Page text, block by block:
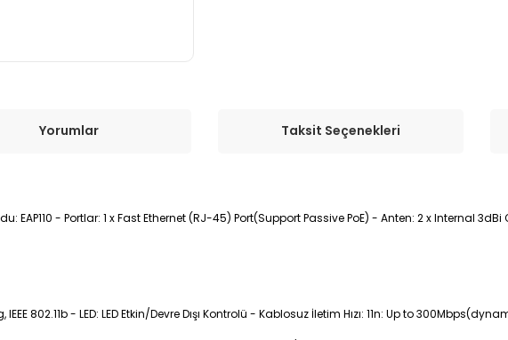
Yorumlar Taksit Seçenekleri
EAP110 - Portlar: 1 x Fast Ethernet (RJ-45) Port(Support Passive PoE) - Anten: 2 x Internal
802.11b - LED: LED Etkin/Devre Dışı Kontrolü - Kablosuz İletim Hızı: 11n: Up to